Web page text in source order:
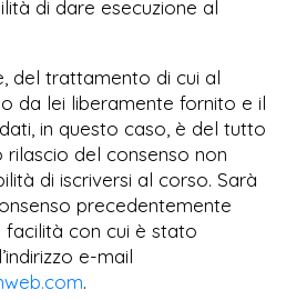
di dare esecuzione al
del trattamento di cui al
da lei liberamente fornito e il
in questo caso, è del tutto
del consenso non
di iscriversi al corso. Sarà
precedentemente
con cui è stato
e-mail
.